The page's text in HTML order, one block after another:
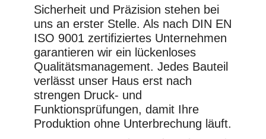
Sicherheit und Präzision stehen bei
uns an erster Stelle. Als nach DIN EN
ISO 9001 zertifiziertes Unternehmen
garantieren wir ein lückenloses
Qualitätsmanagement. Jedes Bauteil
verlässt unser Haus erst nach
strengen Druck- und
Funktionsprüfungen, damit Ihre
Produktion ohne Unterbrechung läuft.